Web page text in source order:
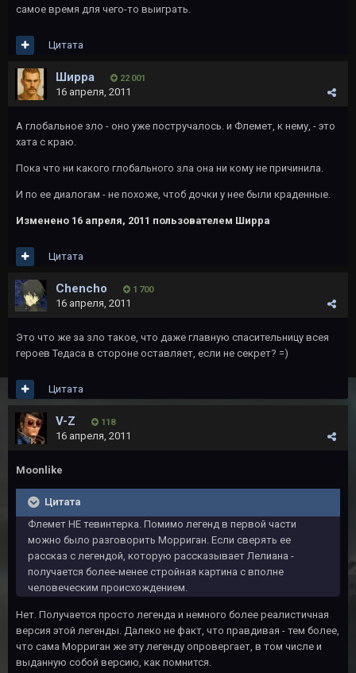
самое время для чего-то выиграть.
Цитата
Ширра 22 001
16 апреля, 2011
А глобальное зло - оно уже постручалось. и Флемет, к нему, - это
хата с краю.
Пока что ни какого глобального зла она ни кому не причинила.
И по ее диалогам - не похоже, чтоб дочки у нее были краденные.
Изменено 16 апреля, 2011 пользователем Ширра
Цитата
Chencho 1 700
16 апреля, 2011
Это что же за зло такое, что даже главную спасительницу всея
героев Тедаса в стороне оставляет, если не секрет? =)
Цитата
V-Z 118
16 апреля, 2011
Moonlike
Цитата
Флемет НЕ тевинтерка. Помимо легенд в первой части
можно было разговорить Морриган. Если сверять ее
рассказ с легендой, которую рассказывает Лелиана -
получается более-менее стройная картина с вполне
человеческим происхождением.
Нет. Получается просто легенда и немного более реалистичная
версия этой легенды. Далеко не факт, что правдивая - тем более,
что сама Морриган же эту легенду опровергает, в том числе и
выданную собой версию, как помнится.